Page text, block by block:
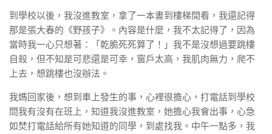
到學校以後，我沒進教室，拿了一本書到樓梯間看，我還記得
那是張大春的《野孩子》。內容是什麼，我不太記得了，因為
當時我一心只想著：「乾脆死死算了！」我不是沒想過要跳樓
自殺，但不知是可悲還是可幸，窗戶太高，我肌肉無力，爬不
上去，想跳樓也沒辦法。
我媽回家後，想到車上發生的事，心裡很擔心，打電話到學校
問我有沒有在班上，知道我沒進教室，她擔心我會出事，心急
如焚打電話給所有她知道的同學，到處找我。中午一點多，我